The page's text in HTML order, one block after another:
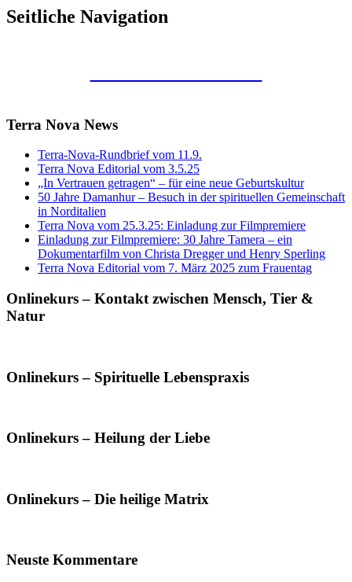
Seitliche Navigation
Terra Nova News
Terra-Nova-Rundbrief vom 11.9.
Terra Nova Editorial vom 3.5.25
„In Vertrauen getragen“ – für eine neue Geburtskultur
50 Jahre Damanhur – Besuch in der spirituellen Gemeinschaft
in Norditalien
Terra Nova vom 25.3.25: Einladung zur Filmpremiere
Einladung zur Filmpremiere: 30 Jahre Tamera – ein
Dokumentarfilm von Christa Dregger und Henry Sperling
Terra Nova Editorial vom 7. März 2025 zum Frauentag
Onlinekurs – Kontakt zwischen Mensch, Tier &
Natur
Onlinekurs – Spirituelle Lebenspraxis
Onlinekurs – Heilung der Liebe
Onlinekurs – Die heilige Matrix
Neuste Kommentare